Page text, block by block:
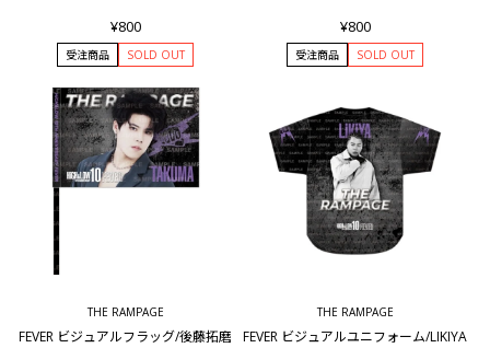
¥800
受注商品 SOLD OUT
¥800
受注商品 SOLD OUT
THE RAMPAGE
FEVER ビジュアルフラッグ/後藤拓磨
THE RAMPAGE
FEVER ビジュアルユニフォーム/LIKIYA